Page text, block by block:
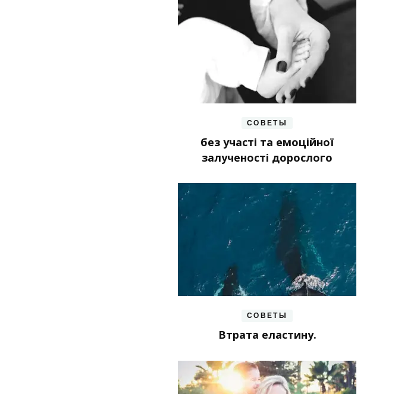
СОВЕТЫ
без участі та емоційної
залученості дорослого
СОВЕТЫ
Втрата еластину.